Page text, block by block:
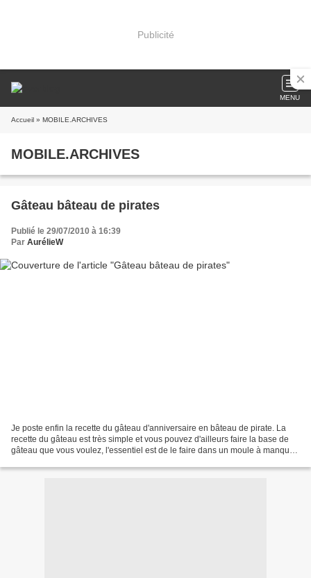
Publicité
MENU
Accueil » MOBILE.ARCHIVES
MOBILE.ARCHIVES
Gâteau bâteau de pirates
Publié le 29/07/2010 à 16:39
Par AurélieW
Je poste enfin la recette du gâteau d'anniversaire en bâteau de pirate. La
recette du gâteau est très simple et vous pouvez d'ailleurs faire la base de
gâteau que vous voulez, l'essentiel est de le faire dans un moule à manqué